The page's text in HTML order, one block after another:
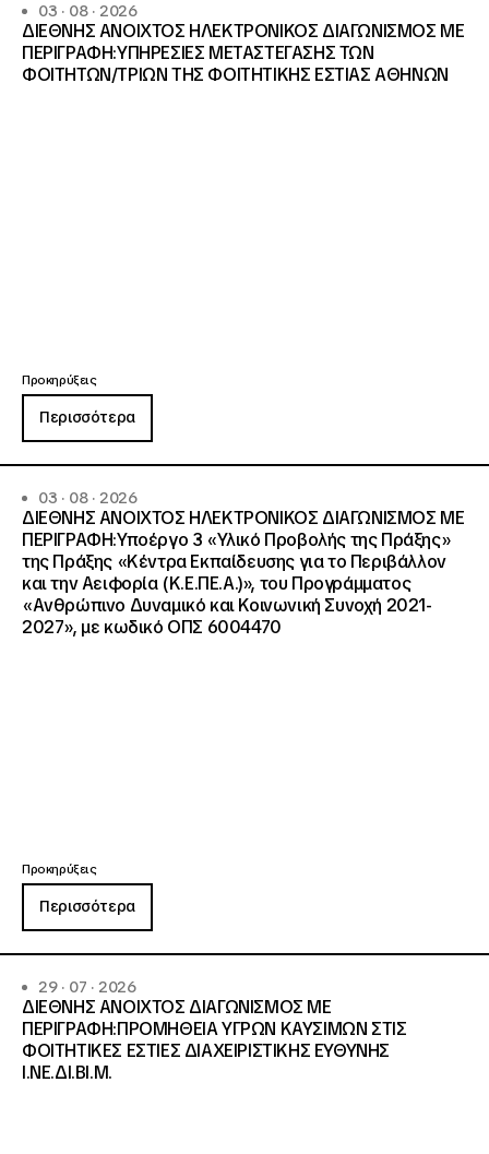
03 · 08 · 2026
ΔΙΕΘΝΗΣ ΑΝΟΙΧΤΟΣ ΗΛΕΚΤΡΟΝΙΚΟΣ ΔΙΑΓΩΝΙΣΜΟΣ ΜΕ
ΠΕΡΙΓΡΑΦΗ:ΥΠΗΡΕΣΙΕΣ METAΣΤΕΓΑΣΗΣ ΤΩΝ
ΦΟΙΤΗΤΩΝ/ΤΡΙΩΝ ΤΗΣ ΦΟΙΤΗΤΙΚΗΣ ΕΣΤΙΑΣ ΑΘΗΝΩΝ
Προκηρύξεις
Περισσότερα
03 · 08 · 2026
ΔΙΕΘΝΗΣ ΑΝΟΙΧΤΟΣ ΗΛΕΚΤΡΟΝΙΚΟΣ ΔΙΑΓΩΝΙΣΜΟΣ ΜΕ
ΠΕΡΙΓΡΑΦΗ:Υποέργο 3 «Υλικό Προβολής της Πράξης»
της Πράξης «Κέντρα Εκπαίδευσης για το Περιβάλλον
και την Αειφορία (Κ.Ε.ΠΕ.Α.)», του Προγράμματος
«Ανθρώπινο Δυναμικό και Κοινωνική Συνοχή 2021-
2027», με κωδικό ΟΠΣ 6004470
Προκηρύξεις
Περισσότερα
29 · 07 · 2026
ΔΙΕΘΝΗΣ ΑΝΟΙΧΤΟΣ ΔΙΑΓΩΝΙΣΜΟΣ ΜΕ
ΠΕΡΙΓΡΑΦΗ:ΠΡΟΜΗΘΕΙΑ ΥΓΡΩΝ ΚΑΥΣΙΜΩΝ ΣΤΙΣ
ΦΟΙΤΗΤΙΚΕΣ ΕΣΤΙΕΣ ΔΙΑΧΕΙΡΙΣΤΙΚΗΣ ΕΥΘΥΝΗΣ
Ι.ΝΕ.ΔΙ.ΒΙ.Μ.